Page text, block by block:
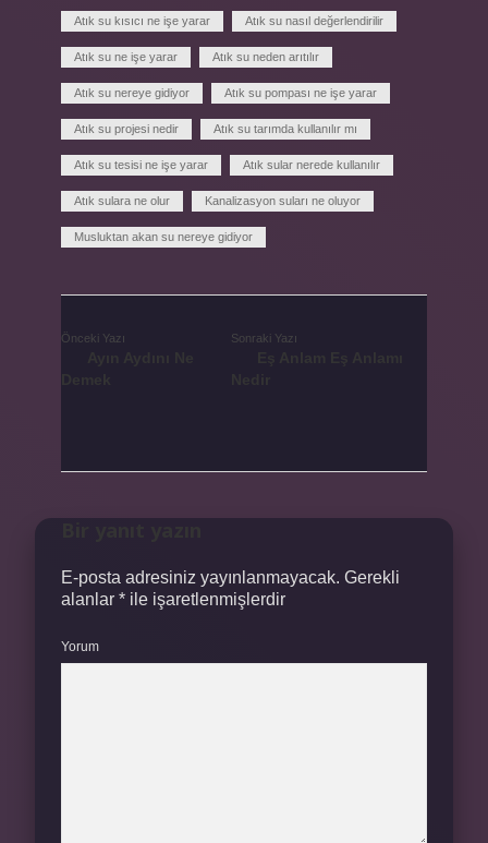
Atık su kısıcı ne işe yarar Atık su nasıl değerlendirilir
Atık su ne işe yarar Atık su neden arıtılır
Atık su nereye gidiyor Atık su pompası ne işe yarar
Atık su projesi nedir Atık su tarımda kullanılır mı
Atık su tesisi ne işe yarar Atık sular nerede kullanılır
Atık sulara ne olur Kanalizasyon suları ne oluyor
Musluktan akan su nereye gidiyor
Önceki Yazı Sonraki Yazı
E-posta adresiniz yayınlanmayacak. Gerekli
alanlar * ile işaretlenmişlerdir
Yorum